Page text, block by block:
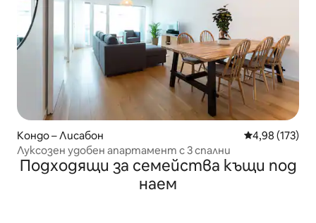
Кондо – Лисабон Средна
4,98 (173)
Луксозен удобен апартамент с 3 спални
Подходящи за семейства къщи под
наем